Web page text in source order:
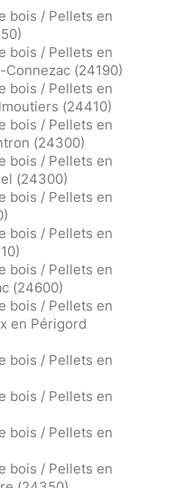
bois / Pellets en
bois / Pellets en
(24190)
bois / Pellets en
(24410)
bois / Pellets en
(24300)
bois / Pellets en
(24300)
bois / Pellets en
bois / Pellets en
bois / Pellets en
(24600)
bois / Pellets en
en Périgord
bois / Pellets en
bois / Pellets en
bois / Pellets en
bois / Pellets en